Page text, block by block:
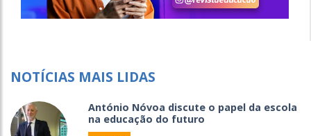
NOTÍCIAS MAIS LIDAS
António Nóvoa discute o papel da escola
na educação do futuro